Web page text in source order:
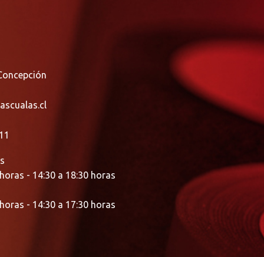
- 14:30 a 18:30 horas
- 14:30 a 17:30 horas